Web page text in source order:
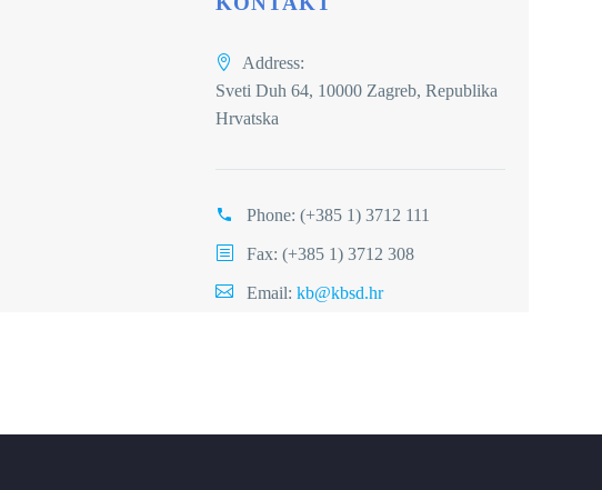
Address:
Sveti Duh 64, 10000 Zagreb, Republika
Hrvatska
Phone: (+385 1) 3712 111
Fax: (+385 1) 3712 308
Email: kb@kbsd.hr